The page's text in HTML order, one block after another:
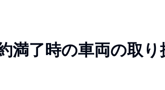
満了時の車両の取